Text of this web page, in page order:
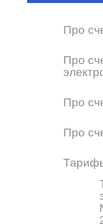
Про
Про
Про
Про